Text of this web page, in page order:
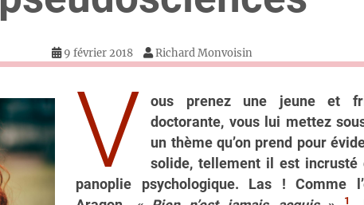
9 février 2018 Richard Monvoisin
V
ous prenez une jeune et
doctorante, vous lui mettez
un thème qu’on prend pour
solide, tellement il est incrusté
panoplie psychologique. Las ! Comme
1